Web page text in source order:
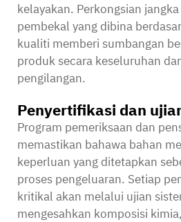
kelayakan. Perkongsian
pembekal yang dibina
kualiti memberi sumbangan
produk secara keseluruhan
pengilangan.
Penyertifikasi dan
Program pemeriksaan dan
memastikan bahawa bahan
keperluan yang ditetapkan
proses pengeluaran. Setiap
kritikal akan melalui ujian
mengesahkan komposisi